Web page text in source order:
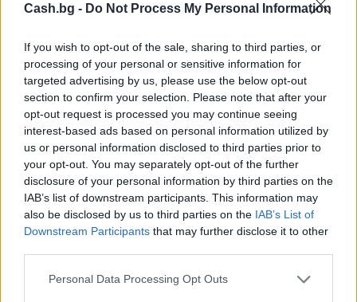
Cash.bg - Do Not Process My Personal Information
If you wish to opt-out of the sale, sharing to third parties, or
processing of your personal or sensitive information for
targeted advertising by us, please use the below opt-out
section to confirm your selection. Please note that after your
opt-out request is processed you may continue seeing
interest-based ads based on personal information utilized by
us or personal information disclosed to third parties prior to
your opt-out. You may separately opt-out of the further
disclosure of your personal information by third parties on the
IAB’s list of downstream participants. This information may
also be disclosed by us to third parties on the IAB’s List of
Downstream Participants that may further disclose it to other
Personal Data Processing Opt Outs
Износът на електромобили от Китай
е нараснал със 120%
06.08.2026 / 16:30